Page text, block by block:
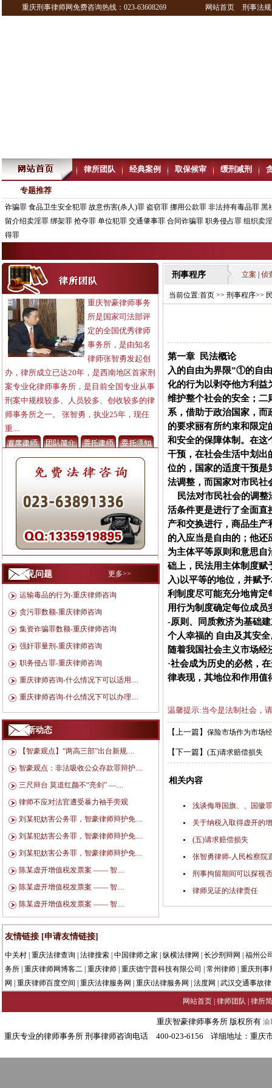
重庆刑事律师网免费咨询热线：023-63608269 网站首页 刑事法规
律所团队 经典案例 取保候审 缓刑减刑
专题推荐
诈骗罪 食品卫生安全犯罪 故意伤害(杀人)罪 盗窃罪 挪用公款罪 非法持有毒品罪 黑
留介绍卖淫罪 绑架罪 抢夺罪 单位犯罪 交通肇事罪 合同诈骗罪 职务侵占罪 组织卖
得罪
重庆智豪律师事务
所是国家司法部评
定的全国优秀律师
事务所，是由知名
律师张智勇发起创
办，律所成立已达20年，是西南地区首家刑
案专业化律师事务所，是目前全国专业从事
刑案中规模较多、人员较多、创收较多的律
师事务所之一。 张智勇，执业25年，现任
重....
常见问题 更多>>
运输毒品的行为-重庆律师咨询
贪污罪数额-重庆律师咨询
集资诈骗罪数额-重庆律师咨询
强奸罪量刑-重庆律师咨询
职务侵占罪-重庆律师咨询
重庆律师咨询-什么情况下可以适用....
重庆律师咨询-什么情况下可以办理....
最新动态
【智豪观点】“两高三部”出台新规....
智豪观点：非法吸收公众存款罪辩护....
三尺辩台 莫道红颜不“亮剑” —....
律师不应对法官遭受暴力袖手旁观
刘某犯妨害公务罪，智豪律师辩护免....
刘某犯妨害公务罪，智豪律师辩护免....
刘某犯妨害公务罪，智豪律师辩护免....
陈某虚开增值税发票案 —— 智....
陈某虚开增值税发票案 —— 智....
陈某虚开增值税发票案 —— 智....
刑事程序 立案 |侦
当前位置:首页 >>刑事程序>>
第一章 民法概论
入的自由为界限”①的自
化的行为以剥夺他方利益
维护整个社会的安全；二
系，借助于政治国家，
的要求丽有所约束和限
和安全的保障体制。在这
干预，在社会生活中划出
位的，国家的适度干预是
法调整，而国家对市民社
民法对市民社会的调整
活条件更是进行了全面直
产和交换进行，商品生
的入应当是自由的；他
为主体平等原则和意思
础上，民法用主体制度
入)以平等的地位，并赋
利制度尽可能充分地肯定
用行为制度确定每位成
-原则、同质救济为基础
个人幸福的 自由及其安
随着我国社会主义市场
·社会成为历史的必然，
律表现，其地位和作用值
温馨提示:当今是法制社会，
【上一篇】 保险市场作为市场
【下一篇】 (五)请求赔偿损失
相关内容
浅谈侮辱国旗、、国徽
关于纳税入取得虚开的
(五)请求赔偿损失
张智勇律师-人民检察院
刑事拘留期间可以探视
律师见证的法律责任
友情链接 [申请友情链接]
中关村 |重庆法律查询 |法律搜索 |中国律师之家 |纵横法律网 |长沙刑辩网 |福州公
务所 |重庆律师网博客二 |重庆律师 |重庆德宁普科技有限公司 |常州律师 |重庆刑事
网
|重庆律师百度空间 |重庆法律服务网 |重庆i法律服务网 |法度网 |武汉交通事故
网站首页 律师团队 律所
重庆智豪律师事务所 版权所有渝
重庆专业的律师事务所 刑事律师咨询电话 400-023-6156 详细地址：重